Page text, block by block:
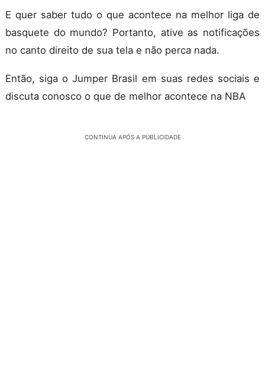
E quer saber tudo o que acontece na melhor liga de
basquete do mundo? Portanto, ative as notificações
no canto direito de sua tela e não perca nada.
Então, siga o Jumper Brasil em suas redes sociais e
discuta conosco o que de melhor acontece na NBA
CONTINUA APÓS A PUBLICIDADE